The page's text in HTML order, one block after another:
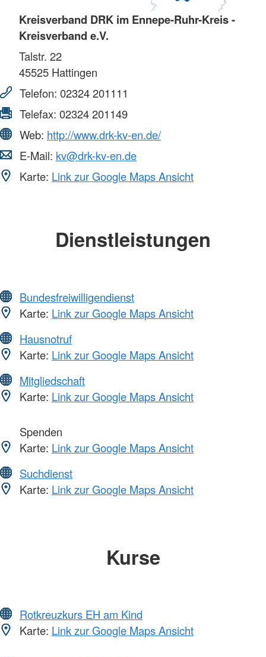
Kreisverband DRK im Ennepe-Ruhr-Kreis -
Kreisverband e.V.
Talstr. 22
45525 Hattingen
Telefon: 02324 201111
Telefax: 02324 201149
Web: http://www.drk-kv-en.de/
E-Mail: kv@drk-kv-en.de
Karte: Link zur Google Maps Ansicht
Dienstleistungen
Bundesfreiwilligendienst
Karte: Link zur Google Maps Ansicht
Hausnotruf
Karte: Link zur Google Maps Ansicht
Mitgliedschaft
Karte: Link zur Google Maps Ansicht
Spenden
Karte: Link zur Google Maps Ansicht
Suchdienst
Karte: Link zur Google Maps Ansicht
Kurse
Rotkreuzkurs EH am Kind
Karte: Link zur Google Maps Ansicht